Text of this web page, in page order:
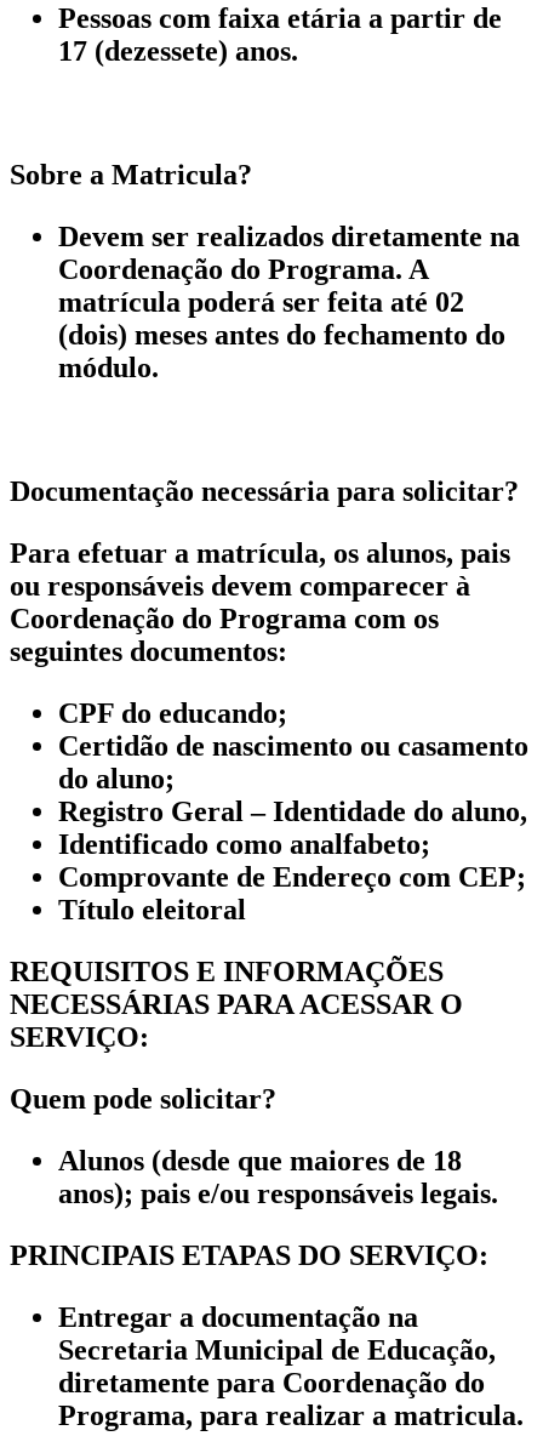
Pessoas com faixa etária a partir de
17 (dezessete) anos.
Sobre a Matricula?
Devem ser realizados diretamente na
Coordenação do Programa. A
matrícula poderá ser feita até 02
(dois) meses antes do fechamento do
módulo.
Documentação necessária para solicitar?
Para efetuar a matrícula, os alunos, pais
ou responsáveis devem comparecer à
Coordenação do Programa com os
seguintes documentos:
CPF do educando;
Certidão de nascimento ou casamento
do aluno;
Registro Geral – Identidade do aluno,
Identificado como analfabeto;
Comprovante de Endereço com CEP;
Título eleitoral
REQUISITOS E INFORMAÇÕES
NECESSÁRIAS PARA ACESSAR O
SERVIÇO:
Quem pode solicitar?
Alunos (desde que maiores de 18
anos); pais e/ou responsáveis legais.
PRINCIPAIS ETAPAS DO SERVIÇO:
Entregar a documentação na
Secretaria Municipal de Educação,
diretamente para Coordenação do
Programa, para realizar a matricula.